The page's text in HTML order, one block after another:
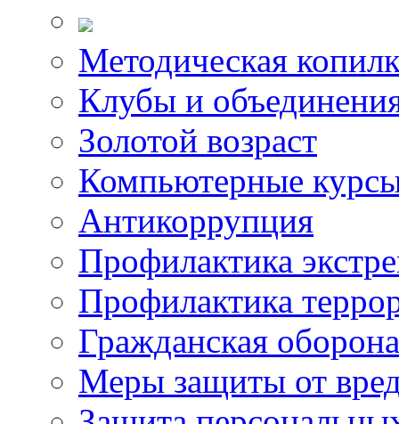
Методическая
Клубы и
Золотой возраст
Компьютерные
Антикоррупция
Профилактика
Профилактика
Гражданская оборона
Меры защиты от